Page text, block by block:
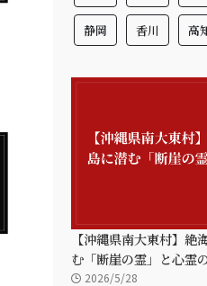
静岡 香川 高
【沖縄県南大東村】
む「断崖の霊」と心霊
2026/5/28